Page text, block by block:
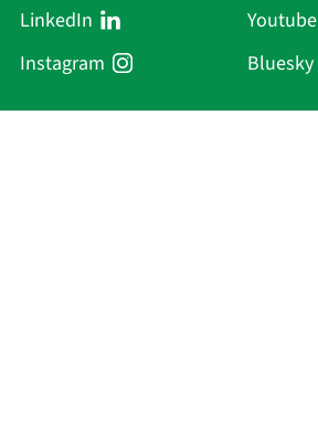
LinkedIn
Youtube
Instagram
Bluesky